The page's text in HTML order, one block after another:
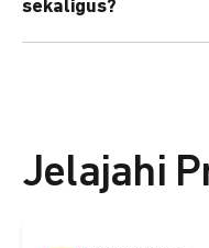
kebutuhan Anda.
sekaligus?
Jelajahi